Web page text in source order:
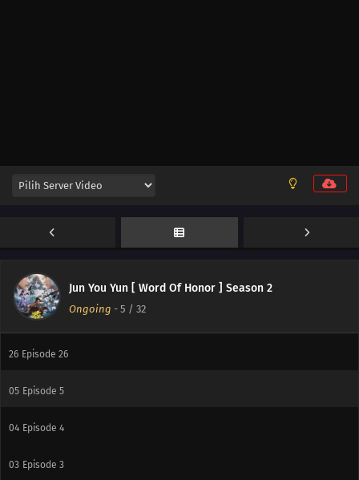
Jun You Yun [ Word Of Honor ] Season 2
Ongoing - 5 / 32
Episode 28
Episode 27
26 Episode 26
05 Episode 5
04 Episode 4
03 Episode 3